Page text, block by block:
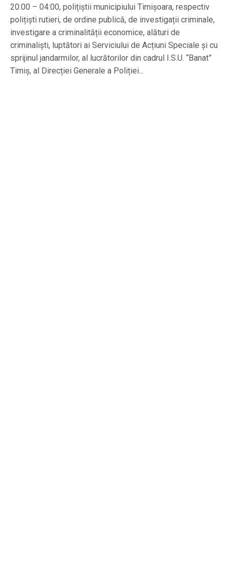
20:00 – 04:00, polițiștii municipiului Timișoara, respectiv
polițiști rutieri, de ordine publică, de investigații criminale,
investigare a criminalității economice, alături de
criminaliști, luptători ai Serviciului de Acțiuni Speciale și cu
sprijinul jandarmilor, al lucrătorilor din cadrul I.S.U. “Banat”
Timiș, al Direcției Generale a Poliției...